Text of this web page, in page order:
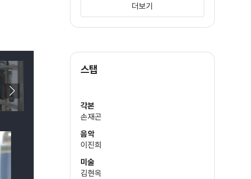
더보기
스탭
각본
손재곤
음악
이진희
미술
김현옥